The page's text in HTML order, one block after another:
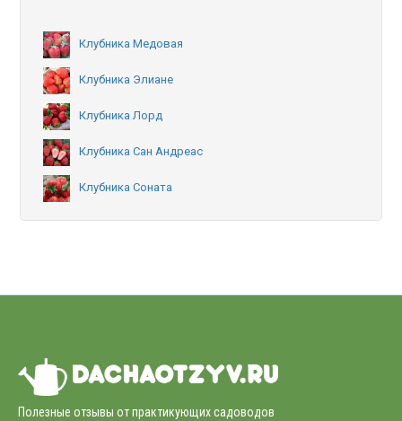
Клубника Медовая
Клубника Элиане
Клубника Лорд
Клубника Сан Андреас
Клубника Соната
Полезные отзывы от практикующих садоводов